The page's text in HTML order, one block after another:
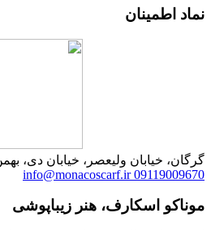
نماد اطمینان
گرگان، خیابان ولیعصر، خیابان دی،
09119009670
info@monacoscarf.ir
موناکو اسکارف، هنر زیباپوشی